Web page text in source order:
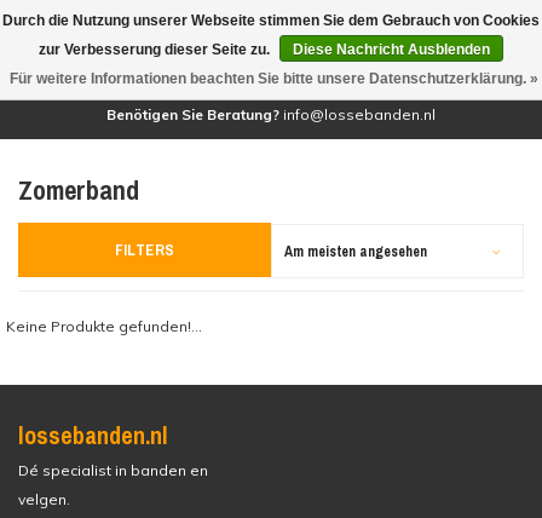
(0)
Benötigen Sie Beratung? info@lossebanden.nl
Zomerband
FILTERS Am meisten angesehen
Keine Produkte gefunden!...
lossebanden.nl
Dé specialist in banden en
velgen.
Durch die Nutzung unserer Webseite stimmen Sie dem Gebrauch von Cookies
zur Verbesserung dieser Seite zu.
Diese Nachricht Ausblenden
Für weitere Informationen beachten Sie bitte unsere Datenschutzerklärung. »